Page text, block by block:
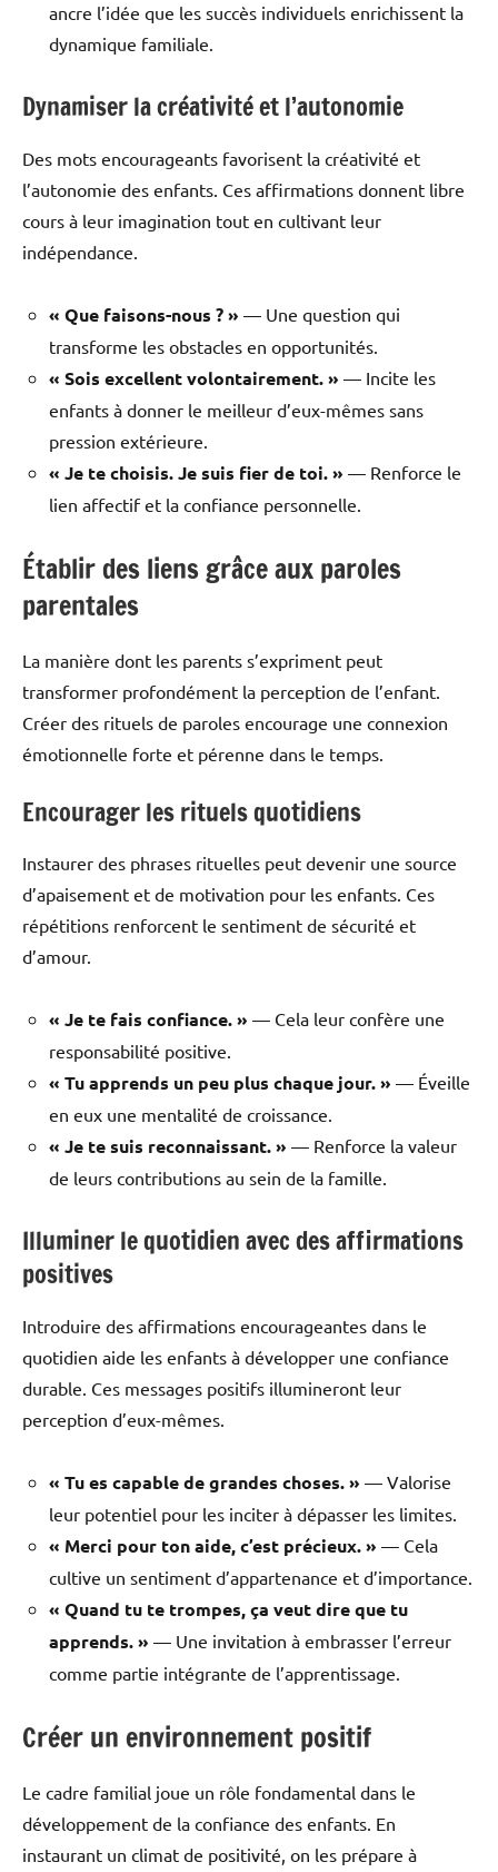
ancre l’idée que les succès individuels enrichissent la
dynamique familiale.
Dynamiser la créativité et l’autonomie
Des mots encourageants favorisent la créativité et
l’autonomie des enfants. Ces affirmations donnent libre
cours à leur imagination tout en cultivant leur
indépendance.
« Que faisons-nous ? » — Une question qui
transforme les obstacles en opportunités.
« Sois excellent volontairement. » — Incite les
enfants à donner le meilleur d’eux-mêmes sans
pression extérieure.
« Je te choisis. Je suis fier de toi. » — Renforce le
lien affectif et la confiance personnelle.
Établir des liens grâce aux paroles
parentales
La manière dont les parents s’expriment peut
transformer profondément la perception de l’enfant.
Créer des rituels de paroles encourage une connexion
émotionnelle forte et pérenne dans le temps.
Encourager les rituels quotidiens
Instaurer des phrases rituelles peut devenir une source
d’apaisement et de motivation pour les enfants. Ces
répétitions renforcent le sentiment de sécurité et
d’amour.
« Je te fais confiance. » — Cela leur confère une
responsabilité positive.
« Tu apprends un peu plus chaque jour. » — Éveille
en eux une mentalité de croissance.
« Je te suis reconnaissant. » — Renforce la valeur
de leurs contributions au sein de la famille.
Illuminer le quotidien avec des affirmations
positives
Introduire des affirmations encourageantes dans le
quotidien aide les enfants à développer une confiance
durable. Ces messages positifs illumineront leur
perception d’eux-mêmes.
« Tu es capable de grandes choses. » — Valorise
leur potentiel pour les inciter à dépasser les limites.
« Merci pour ton aide, c’est précieux. » — Cela
cultive un sentiment d’appartenance et d’importance.
« Quand tu te trompes, ça veut dire que tu
apprends. » — Une invitation à embrasser l’erreur
comme partie intégrante de l’apprentissage.
Créer un environnement positif
Le cadre familial joue un rôle fondamental dans le
développement de la confiance des enfants. En
instaurant un climat de positivité, on les prépare à